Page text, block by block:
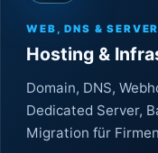
WEB, DNS & SERVER
Hosting &
Domain, DNS,
Dedicated Server,
Migration für